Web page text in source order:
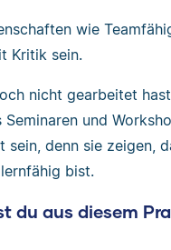
wie
Kritik sein.
nicht gearbeitet
Seminaren und
sein, denn sie zeigen,
bist.
du aus diesem